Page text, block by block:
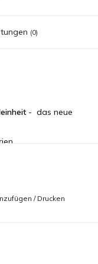
(0)
- das neue
das Licht
/ Drucken